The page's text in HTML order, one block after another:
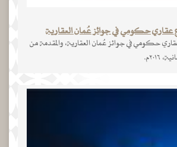
حكومي في جوائز عُمان العقارية
حكومي في جوائز عُمان العقارية، والمقدمة من